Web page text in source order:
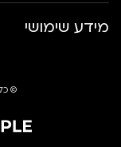
מידע שימושי
© כל